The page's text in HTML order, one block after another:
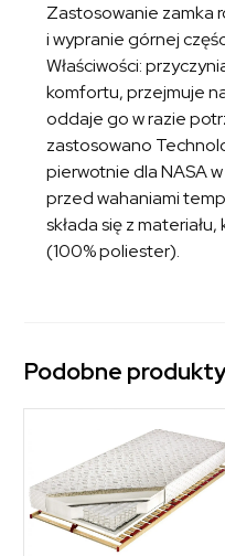
Zastosowanie zamka
i wypranie górnej
Właściwości:
komfortu, przejmuje
oddaje go w razie
zastosowano
pierwotnie dla NASA
przed wahaniami
składa się z
(100% poliester).
Podobne